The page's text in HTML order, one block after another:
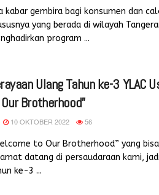
kabar gembira bagi konsumen dan
yang berada di wilayah
program ...
Ulang Tahun ke-3 YLAC
Brotherhood”
10 OKTOBER 2022 56
to Our Brotherhood” yang
datang di persaudaraan kami,
ke-3 ...